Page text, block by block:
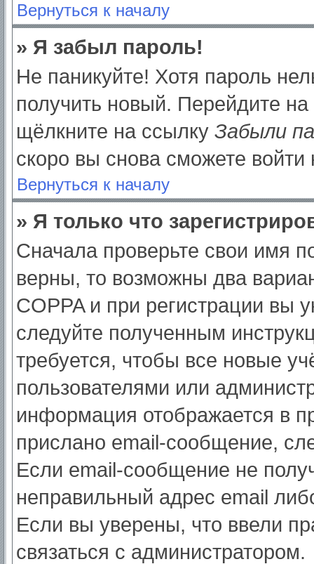
Вернуться к началу
» Я забыл пароль!
Не паникуйте! Хотя пароль
получить новый. Перейдите
щёлкните на ссылку Забыли
скоро вы снова сможете
Вернуться к началу
» Я только что
Сначала проверьте свои имя
верны, то возможны два
COPPA и при регистрации вы
следуйте полученным
требуется, чтобы все новые
пользователями или
информация отображается в
прислано email-сообщение,
Если email-сообщение не
неправильный адрес email
Если вы уверены, что ввели
связаться с администратором.